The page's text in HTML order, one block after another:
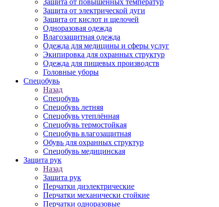
Защита от повышенных температур
Защита от электрической дуги
Защита от кислот и щелочей
Одноразовая одежда
Влагозащитная одежда
Одежда для медицины и сферы услуг
Экипировка для охранных структур
Одежда для пищевых производств
Головные уборы
Спецобувь
Назад
Спецобувь
Спецобувь летняя
Спецобувь утеплённая
Спецобувь термостойкая
Спецобувь влагозащитная
Обувь для охранных структур
Спецобувь медицинская
Защита рук
Назад
Защита рук
Перчатки диэлектрические
Перчатки механически стойкие
Перчатки одноразовые